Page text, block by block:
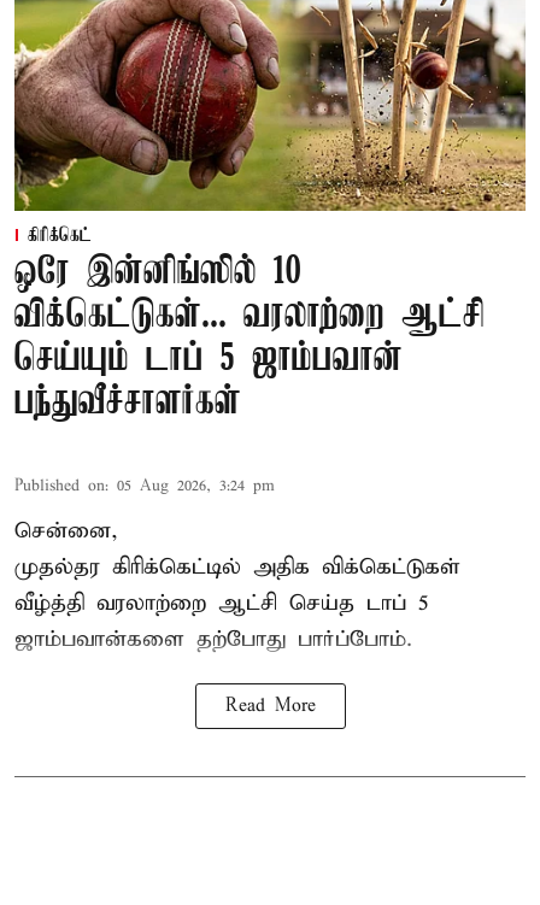
கிரிக்கெட்
ஒரே இன்னிங்ஸில் 10
விக்கெட்டுகள்... வரலாற்றை ஆட்சி
செய்யும் டாப் 5 ஜாம்பவான்
பந்துவீச்சாளர்கள்
Published on: 05 Aug 2026, 3:24 pm
சென்னை,
முதல்தர கிரிக்கெட்டில் அதிக விக்கெட்டுகள்
வீழ்த்தி வரலாற்றை ஆட்சி செய்த டாப் 5
ஜாம்பவான்களை தற்போது பார்ப்போம்.
Read More